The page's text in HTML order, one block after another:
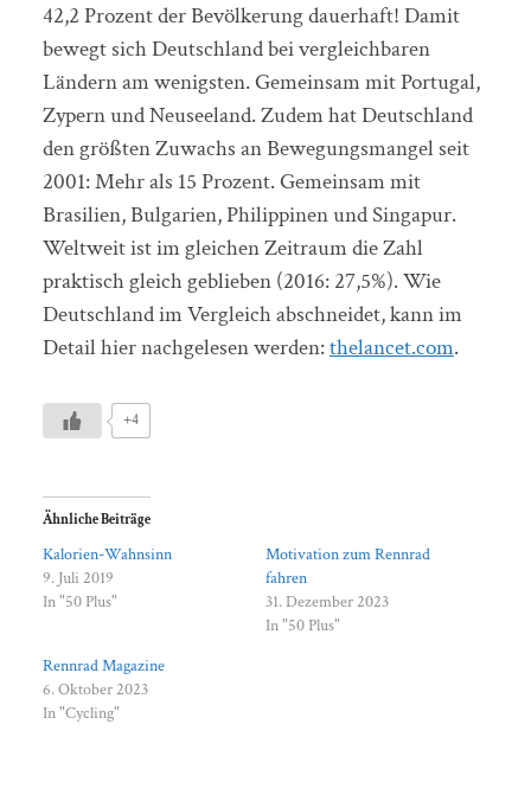
42,2 Prozent der Bevölkerung dauerhaft! Damit
bewegt sich Deutschland bei vergleichbaren
Ländern am wenigsten. Gemeinsam mit Portugal,
Zypern und Neuseeland. Zudem hat Deutschland
den größten Zuwachs an Bewegungsmangel seit
2001: Mehr als 15 Prozent. Gemeinsam mit
Brasilien, Bulgarien, Philippinen und Singapur.
Weltweit ist im gleichen Zeitraum die Zahl
praktisch gleich geblieben (2016: 27,5%). Wie
Deutschland im Vergleich abschneidet, kann im
Detail hier nachgelesen werden:thelancet.com.
+4
Ähnliche Beiträge
Kalorien-Wahnsinn
9. Juli 2019
In "50 Plus"
Motivation zum Rennrad
fahren
31. Dezember 2023
In "50 Plus"
Rennrad Magazine
6. Oktober 2023
In "Cycling"